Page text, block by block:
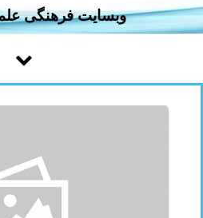
وبسایت فرهنگی